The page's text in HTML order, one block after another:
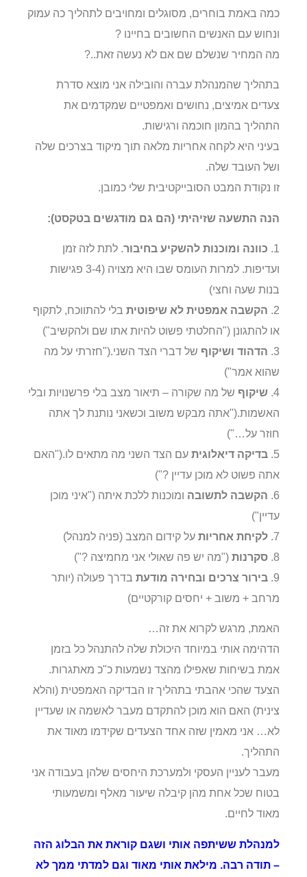
כמה באמת בוחרים, מסוגלים ומחויבים לתהליך כה עמוק
ונחוש עם האנשים החשובים בחיינו ?
מה המחיר שנשלם שם אם לא נעשה זאת..?
בתהליך שהמנהלת עברה והובילה אני מוצא סדרת
צעדים אמיצים, נחושים ואמפטיים שמקדמים את
התהליך בהמון חוכמה ורגישות.
בעיני היא לקחה אחריות מלאה תוך מיקוד בצרכים שלה
ושל העובד שלה.
זו נקודת המבט הסובייקטיבית שלי כמובן.
הנה התשעה שזיהיתי (הם גם מודגשים בטקסט):
1. כוונה ומוכנות להשקיע בחיבור. לתת לזה זמן
ועדיפות. למרות העומס שבו היא מצויה (3-4 פגישות
בנות שעה וחצי)
2. הקשבה אמפטית לא שיפוטית בלי להתווכח, לתקוף
או להתגונן ("החלטתי פשוט להיות אתו שם ולהקשיב")
3. הדהוד ושיקוף של דברי הצד השני.("חזרתי על מה
שהוא אמר")
4. שיקוף של מה שקורה – תיאור מצב בלי פרשנויות ובלי
האשמות.("אתה מבקש משוב וכשאני נותנת לך אתה
חוזר על…")
5. בדיקה דיאלוגית עם הצד השני מה מתאים לו.("האם
אתה פשוט לא מוכן עדיין ?")
6. הקשבה לתשובה ומוכנות ללכת איתה ("איני מוכן
עדיין")
7. לקיחת אחריות על קידום המצב (פניה למנהל)
8. סקרנות ("מה יש פה שאולי אני מחמיצה ?")
9. בירור צרכים ובחירה מודעת בדרך פעולה (יותר
מרחב + משוב + יחסים קורקטיים)
האמת, מרגש לקרוא את זה…
הדהימה אותי במיוחד היכולת שלה להתנהל כל בזמן
אמת בשיחות שאפילו מהצד נשמעות כ"כ מאתגרות.
הצעד שהכי אהבתי בתהליך זו הבדיקה האמפטית (והלא
צינית) האם הוא מוכן להתקדם מעבר לאשמה או שעדיין
לא… אני מאמין שזה אחד הצעדים שקידמו מאוד את
התהליך.
מעבר לעניין העסקי ולמערכת היחסים שלהן בעבודה אני
בטוח שכל אחת מהן קיבלה שיעור מאלף ומשמעותי
מאוד לחיים.
למנהלת ששיתפה אותי ושגם קוראת את הבלוג הזה
– תודה רבה. מילאת אותי מאוד וגם למדתי ממך לא